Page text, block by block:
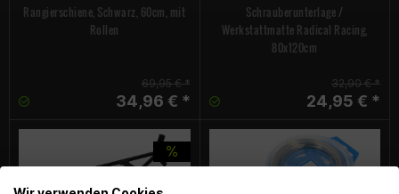
Rangierschiene, Schwarz, 60cm, mit
Rollen
69,95 € *
34,96 € *
Schrauberunterlage /
Werkstattmatte Radical Racing,
80x120cm
32,90 € *
24,95 € *